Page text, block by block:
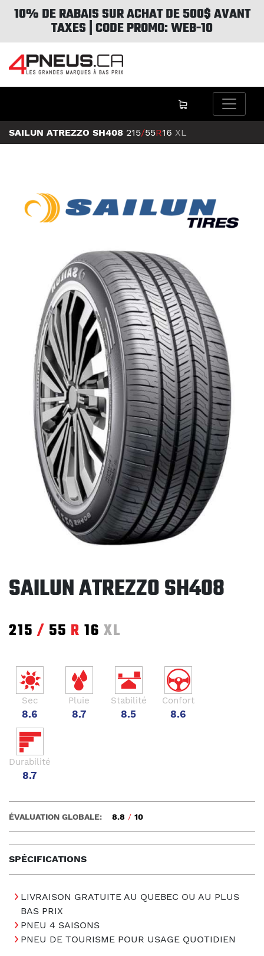
10% DE RABAIS SUR ACHAT DE 500$ AVANT
TAXES | CODE PROMO: WEB-10
SAILUN ATREZZO SH408 215/55R16 XL
SAILUN ATREZZO SH408
215 / 55 R 16 XL
Sec
8.6
Pluie
8.7
Stabilité
8.5
Confort
8.6
Durabilité
8.7
SPÉCIFICATIONS
ÉVALUATION GLOBALE: 8.8 / 10
LIVRAISON GRATUITE AU QUEBEC OU AU PLUS
BAS PRIX
PNEU 4 SAISONS
PNEU DE TOURISME POUR USAGE QUOTIDIEN